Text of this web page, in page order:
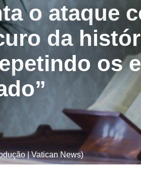
o ataque
da
os
| Vatican News)